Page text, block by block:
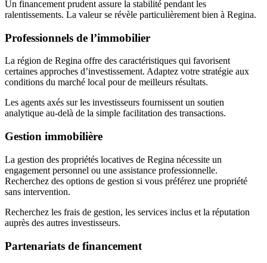
Un financement prudent assure la stabilité pendant les
ralentissements. La valeur se révèle particulièrement bien à Regina.
Professionnels de l’immobilier
La région de Regina offre des caractéristiques qui favorisent
certaines approches d’investissement. Adaptez votre stratégie aux
conditions du marché local pour de meilleurs résultats.
Les agents axés sur les investisseurs fournissent un soutien
analytique au-delà de la simple facilitation des transactions.
Gestion immobilière
La gestion des propriétés locatives de Regina nécessite un
engagement personnel ou une assistance professionnelle.
Recherchez des options de gestion si vous préférez une propriété
sans intervention.
Recherchez les frais de gestion, les services inclus et la réputation
auprès des autres investisseurs.
Partenariats de financement